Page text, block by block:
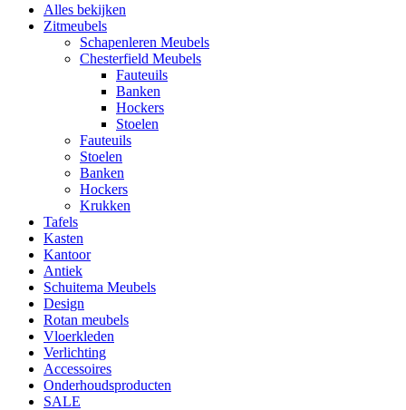
Alles bekijken
Zitmeubels
Schapenleren Meubels
Chesterfield Meubels
Fauteuils
Banken
Hockers
Stoelen
Fauteuils
Stoelen
Banken
Hockers
Krukken
Tafels
Kasten
Kantoor
Antiek
Schuitema Meubels
Design
Rotan meubels
Vloerkleden
Verlichting
Accessoires
Onderhoudsproducten
SALE